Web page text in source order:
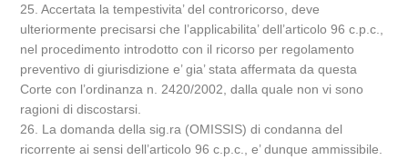
25. Accertata la tempestivita’ del controricorso, deve
ulteriormente precisarsi che l’applicabilita’ dell’articolo 96 c.p.c.,
nel procedimento introdotto con il ricorso per regolamento
preventivo di giurisdizione e’ gia’ stata affermata da questa
Corte con l’ordinanza n. 2420/2002, dalla quale non vi sono
ragioni di discostarsi.
26. La domanda della sig.ra (OMISSIS) di condanna del
ricorrente ai sensi dell’articolo 96 c.p.c., e’ dunque ammissibile.